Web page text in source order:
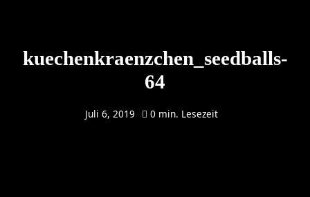
kuechenkraenzchen_seedballs-
64
Juli 6, 2019 0 min. Lesezeit